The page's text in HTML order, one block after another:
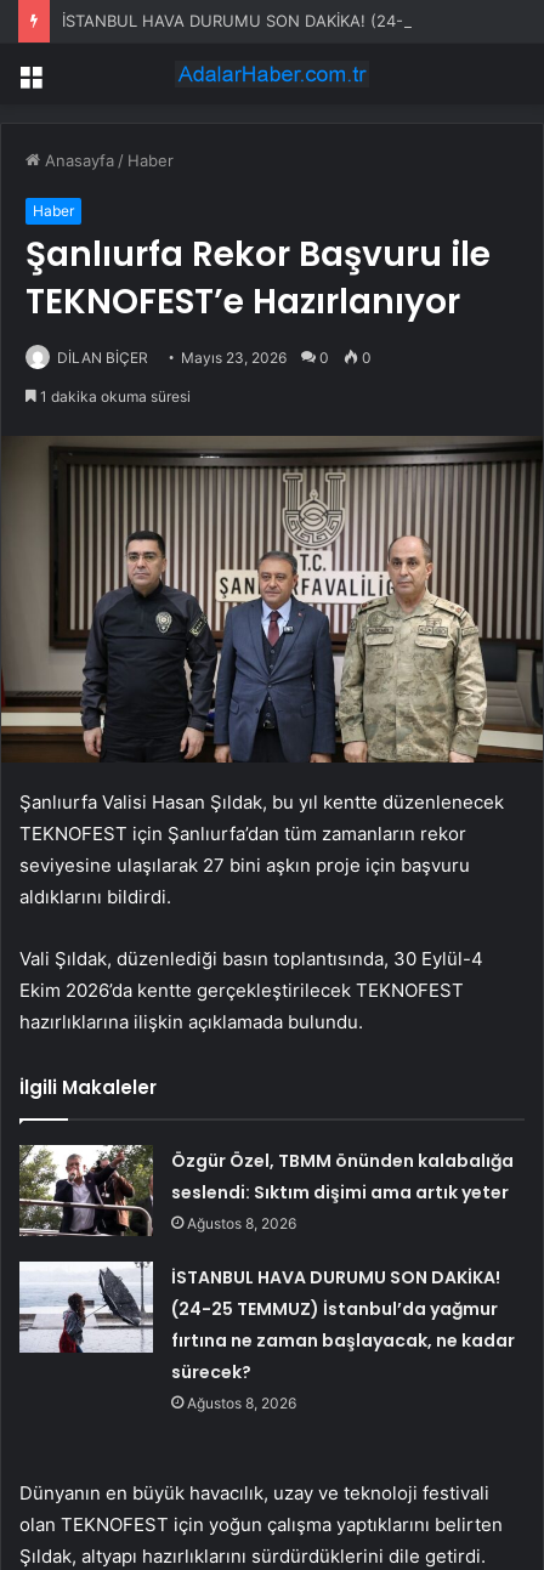
Menü
Anasayfa / Haber
Haber
Şanlıurfa Rekor Başvuru ile
TEKNOFEST’e Hazırlanıyor
DİLAN BİÇER Mayıs 23, 2026 0 0
1 dakika okuma süresi
Şanlıurfa Valisi Hasan Şıldak, bu yıl kentte düzenlenecek
TEKNOFEST için Şanlıurfa’dan tüm zamanların rekor
seviyesine ulaşılarak 27 bini aşkın proje için başvuru
aldıklarını bildirdi.
Vali Şıldak, düzenlediği basın toplantısında, 30 Eylül-4
Ekim 2026’da kentte gerçekleştirilecek TEKNOFEST
hazırlıklarına ilişkin açıklamada bulundu.
İlgili Makaleler
Özgür Özel, TBMM önünden kalabalığa
seslendi: Sıktım dişimi ama artık yeter
Ağustos 8, 2026
İSTANBUL HAVA DURUMU SON DAKİKA!
(24-25 TEMMUZ) İstanbul’da yağmur
fırtına ne zaman başlayacak, ne kadar
sürecek?
Ağustos 8, 2026
Dünyanın en büyük havacılık, uzay ve teknoloji festivali
olan TEKNOFEST için yoğun çalışma yaptıklarını belirten
Şıldak, altyapı hazırlıklarını sürdürdüklerini dile getirdi.